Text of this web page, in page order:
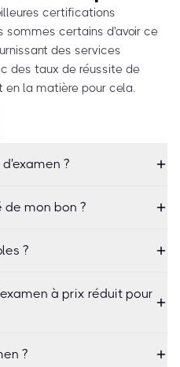
certifications
sommes certains d'avoir ce
des services
des taux de réussite de
en la matière pour cela.
?
de mon bon ?
?
à prix réduit pour
?